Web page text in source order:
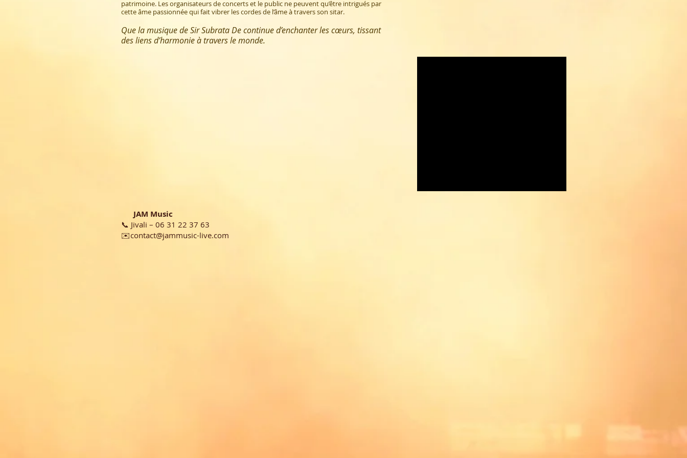
patrimoine. Les organisateurs de concerts et le public ne peuvent qu’être intrigués par
cette âme passionnée qui fait vibrer les cordes de l’âme à travers son sitar.
Que la musique de Sir Subrata De continue d’enchanter les cœurs, tissant
des liens d’harmonie à travers le monde.
JAM Music
📞 Jivali – 06 31 22 37 63
✉️contact@jammusic-live.com